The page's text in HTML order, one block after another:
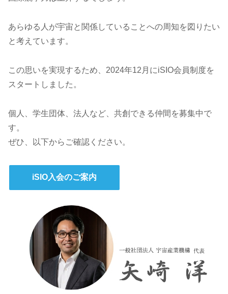
あらゆる人が宇宙と関係していることへの周知を図りたい
と考えています。
この思いを実現するため、2024年12月にiSIO会員制度を
スタートしました。
個人、学生団体、法人など、共創できる仲間を募集中で
す。
ぜひ、以下からご確認ください。
iSIO入会のご案内